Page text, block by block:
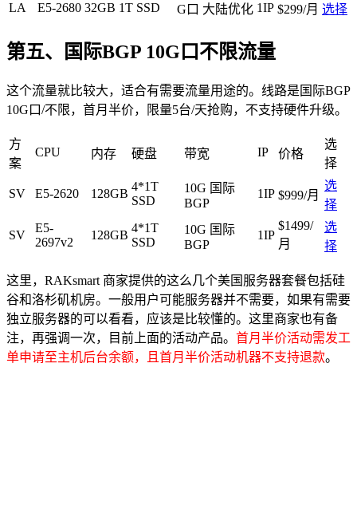
LA
E5-2680 32GB 1T SSD G口 大陆优化 1IP $299/月 选择
第五、国际BGP 10G口不限流量
这个流量就比较大，适合有需要流量用途的。线路是国际BGP
10G口/不限，首月半价，限量5台/天抢购，不支持硬件升级。
方
案
CPU 内存 硬盘 带宽 IP 价格
选
择
SV E5-2620 128GB
4*1T
SSD
10G 国际
BGP
1IP $999/月
选
择
SV
E5-
2697v2
128GB
4*1T
SSD
10G 国际
BGP
1IP
$1499/
月
选
择
这里，RAKsmart 商家提供的这么几个美国服务器套餐包括硅
谷和洛杉矶机房。一般用户可能服务器并不需要，如果有需要
独立服务器的可以看看，应该是比较懂的。这里商家也有备
注，再强调一次，目前上面的活动产品。 首月半价活动需发工
单申请至主机后台余额，且首月半价活动机器不支持退款。